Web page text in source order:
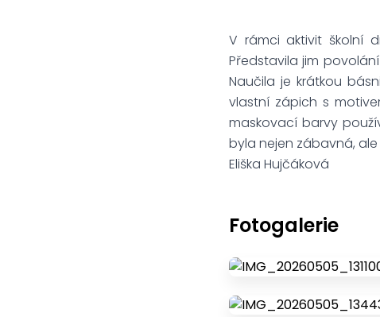
V rámci aktivit školní
Představila jim
Naučila je krátkou
vlastní zápich s
maskovací barvy
byla nejen zábavná,
Eliška Hujčáková
Fotogalerie